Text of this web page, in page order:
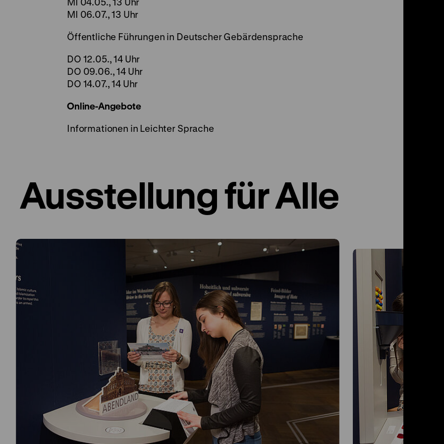
MI 06.07., 13 Uhr
Öffentliche Führungen in Deutscher Gebärdensprache
DO 12.05., 14 Uhr
DO 09.06., 14 Uhr
DO 14.07., 14 Uhr
Online-Angebote
Informationen in Leichter Sprache
Ausstellung für Alle